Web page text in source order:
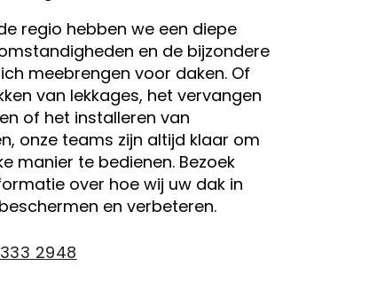
regio hebben we een diepe
en de bijzondere
meebrengen voor daken. Of
van lekkages, het vervangen
of het installeren van
onze teams zijn altijd klaar om
manier te bedienen. Bezoek
over hoe wij uw dak in
en verbeteren.
2948